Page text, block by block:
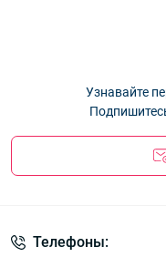
Варежки женские
Перчатки женские
Узнавайте
Телефоны: